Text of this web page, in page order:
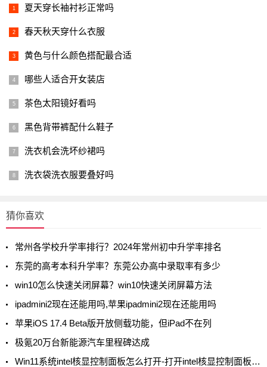
夏天穿长袖衬衫正常吗
春天秋天穿什么衣服
黄色与什么颜色搭配最合适
哪些人适合开女装店
茶色太阳镜好看吗
黑色背带裤配什么鞋子
洗衣机会洗坏纱裙吗
洗衣袋洗衣服要叠好吗
猜你喜欢
常州各学校升学率排行？2024年常州初中升学率排名
东莞的高考本科升学率？东莞公办高中录取率有多少
win10怎么快速关闭屏幕？win10快速关闭屏幕方法
ipadmini2现在还能用吗,苹果ipadmini2现在还能用吗
苹果iOS 17.4 Beta版开放侧载功能，但iPad不在列
极氪20万台新能源汽车里程碑达成
Win11系统intel核显控制面板怎么打开-打开intel核显控制面板的方法